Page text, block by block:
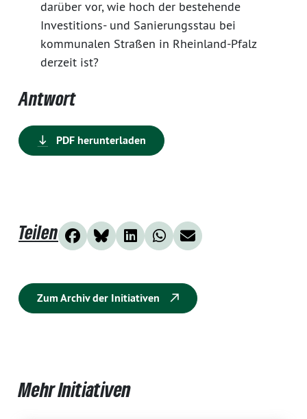
darüber vor, wie hoch der bestehende
Investitions- und Sanierungsstau bei
kommunalen Straßen in Rheinland-Pfalz
derzeit ist?
Antwort
PDF herunterladen
Teilen
Zum Archiv der Initiativen
Mehr Initiativen